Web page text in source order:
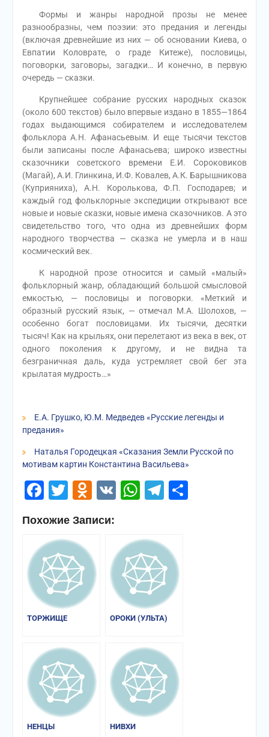
Формы и жанры народной прозы не менее
разнообразны, чем поэзии: это предания и легенды
(включая древнейшие из них — об основании Киева, о
Евпатии Коловрате, о граде Китеже), пословицы,
поговорки, заговоры, загадки… И конечно, в первую
очередь — сказки.
Крупнейшее собрание русских народных сказок
(около 600 текстов) было впервые издано в 1855—1864
годах выдающимся собирателем и исследователем
фольклора А.Н. Афанасьевым. И еще тысячи текстов
были записаны после Афанасьева; широко известны
сказочники советского времени Е.И. Сороковиков
(Магай), А.И. Глинкина, И.Ф. Ковалев, А.К. Барышникова
(Куприяниха), А.Н. Королькова, Ф.П. Господарев; и
каждый год фольклорные экспедиции открывают все
новые и новые сказки, новые имена сказочников. А это
свидетельство того, что одна из древнейших форм
народного творчества — сказка не умерла и в наш
космический век.
К народной прозе относится и самый «малый»
фольклорный жанр, обладающий большой смысловой
емкостью, — пословицы и поговорки. «Меткий и
образный русский язык, — отмечал М.А. Шолохов, —
особенно богат пословицами. Их тысячи, десятки
тысяч! Как на крыльях, они перелетают из века в век, от
одного поколения к другому, и не видна та
безграничная даль, куда устремляет свой бег эта
крылатая мудрость…»
Е.А. Грушко, Ю.М. Медведев «Русские легенды и
предания»
Наталья Городецкая «Сказания Земли Русской по
мотивам картин Константина Васильева»
Facebook
Twitter
Odnoklassniki
VKWhatsApp
Telegram
Похожие Записи:
ТОРЖИЩЕ ОРОКИ (УЛЬТА)
НЕНЦЫ НИВХИ